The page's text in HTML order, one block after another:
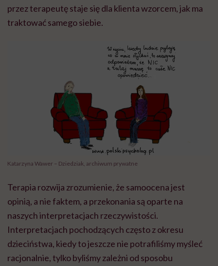
przez terapeutę staje się dla klienta wzorcem, jak ma
traktować samego siebie.
Katarzyna Wawer – Dziedziak, archiwum prywatne
Terapia rozwija zrozumienie, że samoocena jest
opinią, a nie faktem, a przekonania są oparte na
naszych interpretacjach rzeczywistości.
Interpretacjach pochodzących często z okresu
dzieciństwa, kiedy to jeszcze nie potrafiliśmy myśleć
racjonalnie, tylko byliśmy zależni od sposobu